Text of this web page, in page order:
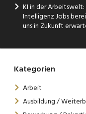
KI in der
Intelligenz Jobs
uns in Zukunft
Kategorien
Arbeit
Ausbildung /